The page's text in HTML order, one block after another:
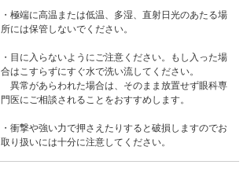
・極端に高温または低温、多湿、直射日光のあたる場
所には保管しないでください。
・目に入らないようにご注意ください。もし入った場
合はこすらずにすぐ水で洗い流してください。
異常があらわれた場合は、そのまま放置せず眼科専
門医にご相談されることをおすすめします。
・衝撃や強い力で押さえたりすると破損しますのでお
取り扱いには十分に注意してください。